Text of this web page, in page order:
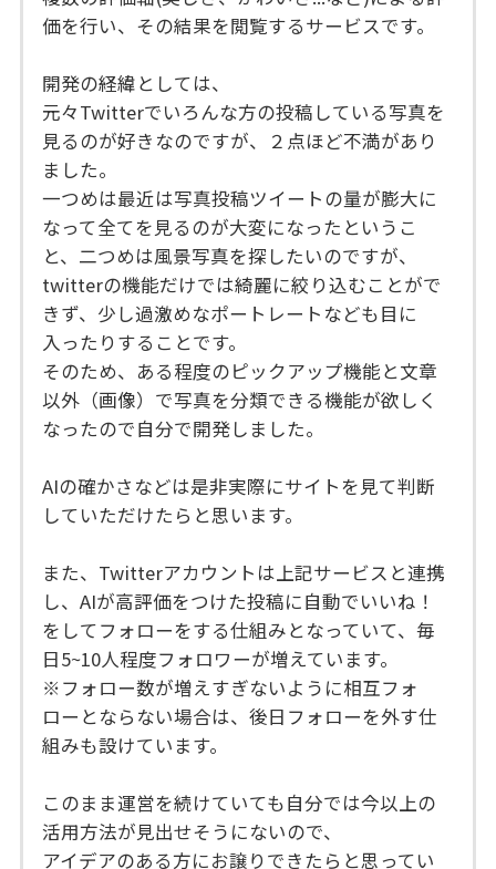
価を行い、その結果を閲覧するサービスです。
開発の経緯としては、
元々Twitterでいろんな方の投稿している写真を
見るのが好きなのですが、２点ほど不満があり
ました。
一つめは最近は写真投稿ツイートの量が膨大に
なって全てを見るのが大変になったというこ
と、二つめは風景写真を探したいのですが、
twitterの機能だけでは綺麗に絞り込むことがで
きず、少し過激めなポートレートなども目に
入ったりすることです。
そのため、ある程度のピックアップ機能と文章
以外（画像）で写真を分類できる機能が欲しく
なったので自分で開発しました。
AIの確かさなどは是非実際にサイトを見て判断
していただけたらと思います。
また、Twitterアカウントは上記サービスと連携
し、AIが高評価をつけた投稿に自動でいいね！
をしてフォローをする仕組みとなっていて、毎
日5~10人程度フォロワーが増えています。
※フォロー数が増えすぎないように相互フォ
ローとならない場合は、後日フォローを外す仕
組みも設けています。
このまま運営を続けていても自分では今以上の
活用方法が見出せそうにないので、
アイデアのある方にお譲りできたらと思ってい